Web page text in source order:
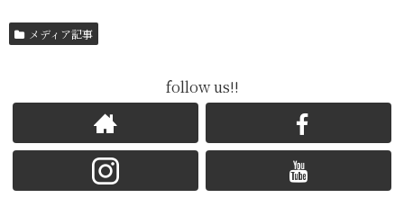
メディア記事
follow us!!